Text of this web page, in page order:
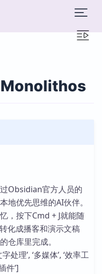
Monolithos
Obsidian官方人员的
地优先思维的AI伙伴。
，按下Cmd + J就能随
化成播客和演示文稿
库里完成。
处理’, ‘多媒体’, ‘效率工
件’]